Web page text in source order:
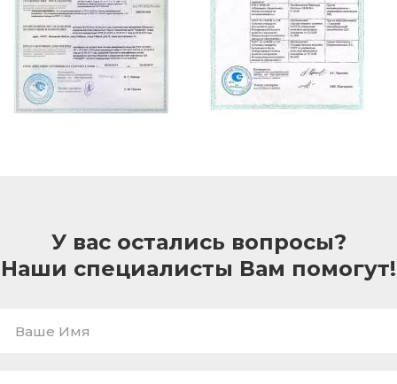
У вас остались вопросы?
Наши специалисты Вам помогут!